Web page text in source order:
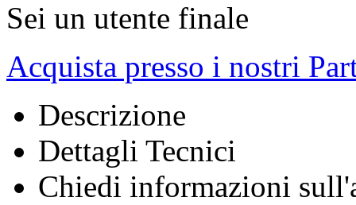
Sei un utente finale
Acquista presso i nostri
Descrizione
Dettagli Tecnici
Chiedi informazioni